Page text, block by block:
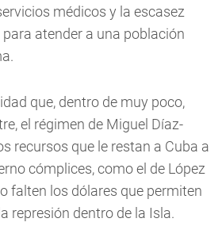
médicos y la escasez
atender a una población
que, dentro de muy poco,
el régimen de Miguel Díaz-
recursos que le restan a Cuba a
cómplices, como el de López
falten los dólares que permiten
represión dentro de la Isla.